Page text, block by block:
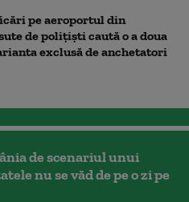
pe aeroportul din
de polițiști caută o a doua
exclusă de anchetatori
de scenariul unui
nu se văd de pe o zi pe